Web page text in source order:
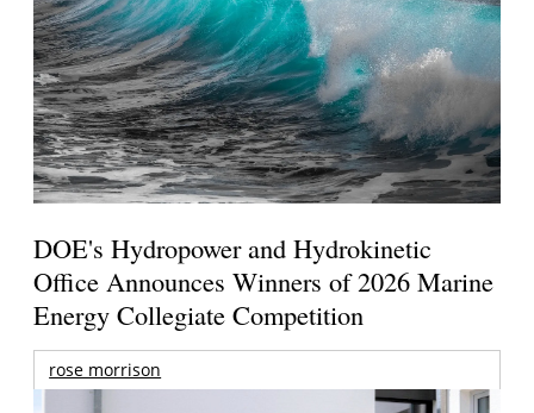
DOE's Hydropower and Hydrokinetic
Office Announces Winners of 2026 Marine
Energy Collegiate Competition
rose morrison